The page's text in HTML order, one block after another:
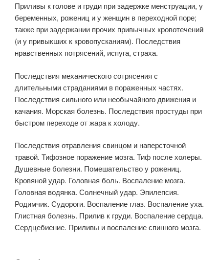
Приливы к голове и груди при задержке менструации, у
беременных, рожениц и у женщин в переходной поре;
также при задержании прочих привычных кровотечений
(и у привыкших к кровопусканиям). Последствия
нравственных потрясений, испуга, страха.
Последствия механического сотрясения с
длительными страданиями в пораженных частях.
Последствия сильного или необычайного движения и
качания. Морская болезнь. Последствия простуды при
быстром переходе от жара к холоду.
Последствия отравления свинцом и наперсточной
травой. Тифозное поражение мозга. Тиф после холеры.
Душевные болезни. Помешательство у рожениц.
Кровяной удар. Головная боль. Воспаление мозга.
Головная водянка. Солнечный удар. Эпилепсия.
Родимчик. Судороги. Воспаление глаз. Воспаление уха.
Глистная болезнь. Прилив к груди. Воспаление сердца.
Сердцебиение. Приливы и воспаление спинного мозга.